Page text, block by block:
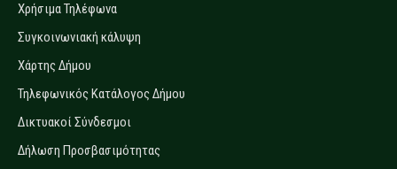
Χρήσιμα Τηλέφωνα
Συγκοινωνιακή κάλυψη
Χάρτης Δήμου
Τηλεφωνικός Κατάλογος Δήμου
Δικτυακοί Σύνδεσμοι
Δήλωση Προσβασιμότητας